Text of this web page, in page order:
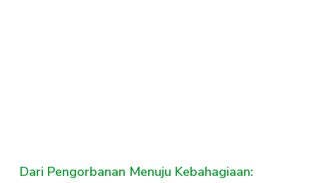
Dari Pengorbanan Menuju Kebahagiaan: